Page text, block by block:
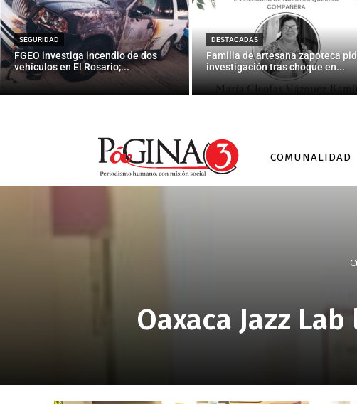
SEGURIDAD
FGEO investiga incendio de dos
vehículos en El Rosario;...
DESTACADAS
Familia de artesana zapoteca
investigación tras choque en...
COMUNALIDAD
Oaxaca Jazz